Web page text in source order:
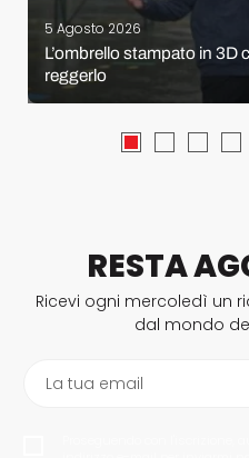
5 Agosto 2026
L’ombrello stampato in 3D
reggerlo
RESTA
Ricevi ogni mercoledì un
dal mondo
La tua email